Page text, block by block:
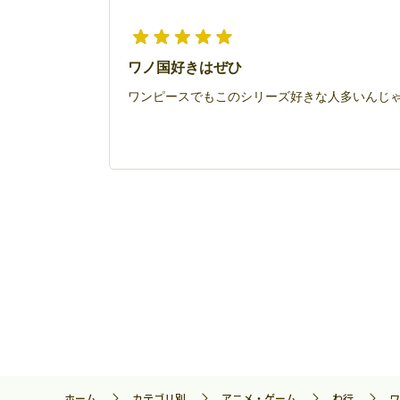
ワノ国好きはぜひ
ワンピースでもこのシリーズ好きな人多いんじ